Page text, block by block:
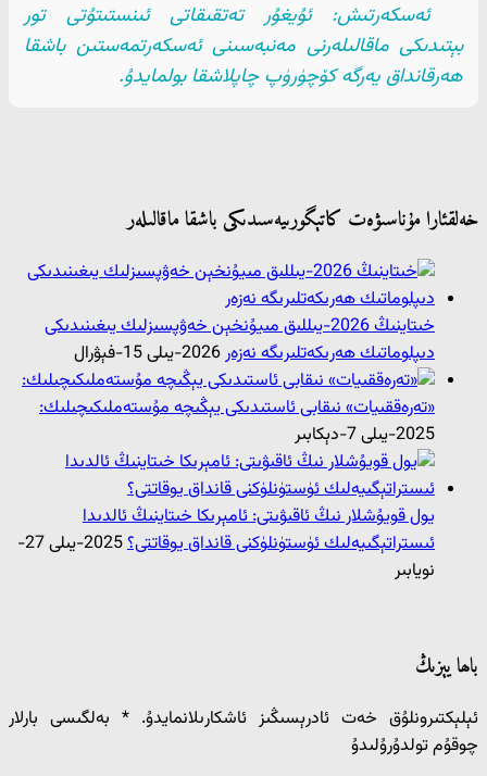
ئەسكەرتىش: ئۇيغۇر تەتقىقاتى ئىنستىتۇتى تور
بېتىدىكى ماقالىلەرنى مەنبەسىنى ئەسكەرتمەستىن باشقا
ھەرقانداق يەرگە كۆچۈرۈپ چاپلاشقا بولمايدۇ.
خەلقئارا مۇناسىۋەت كاتېگورىيەسىدىكى باشقا ماقالىلەر
خىتاينىڭ 2026-يىللىق مىيۇنخېن خەۋپسىزلىك يىغىنىدىكى
دىپلوماتىك ھەرىكەتلىرىگە نەزەر2026-يىلى 15-فېۋرال
«تەرەققىيات» نىقابى ئاستىدىكى يېڭىچە مۇستەملىكىچىلىك:
2025-يىلى 7-دېكابىر
يول قويۇشلار نىڭ ئاقىۋىتى: ئامېرىكا خىتاينىڭ ئالدىدا
ئىستراتېگىيەلىك ئۈستۈنلۈكنى قانداق يوقاتتى؟
2025-يىلى 27-
نويابىر
باھا يېزىڭ
ئېلېكتىرونلۇق خەت ئادرېسىڭىز ئاشكارىلانمايدۇ. * بەلگىسى بارلار
چوقۇم تولدۇرۇلىدۇ